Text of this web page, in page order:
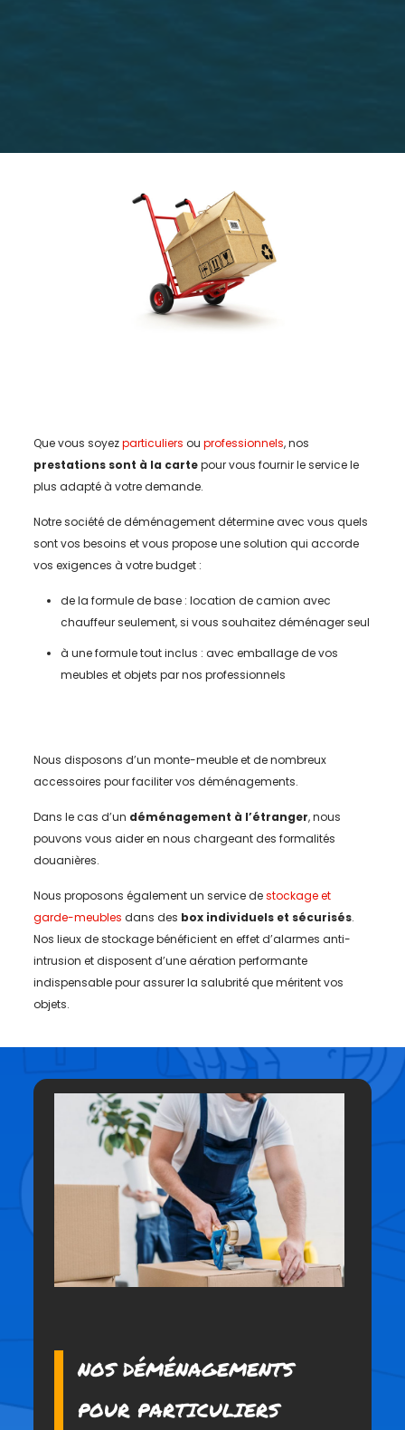
Que vous soyezparticuliers ou professionnels, nos
prestations sont à la cartepour vous fournir le service le
plus adapté à votre demande.
Notre société de déménagement détermine avec vous quels
sont vos besoins et vous propose une solution qui accorde
vos exigences à votre budget :
de la formule de base : location de camion avec
chauffeur seulement, si vous souhaitez déménager seul
à une formule tout inclus : avec emballage de vos
meubles et objets par nos professionnels
Nous disposons d’un monte-meuble et de nombreux
accessoires pour faciliter vos déménagements.
Dans le cas d’un déménagement à l’étranger, nous
pouvons vous aider en nous chargeant des formalités
douanières.
Nous proposons également un service destockage et
garde-meubles dans des box individuels et sécurisés.
Nos lieux de stockage bénéficient en effet d’alarmes anti-
intrusion et disposent d’une aération performante
indispensable pour assurer la salubrité que méritent vos
objets.
NOS DÉMÉNAGEMENTS
POUR PARTICULIERS